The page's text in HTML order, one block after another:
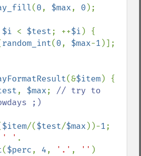
(0, $max, 0 );
$i < $test; ++$i ) {
random_int(0, $max-1 )];
(&$item) {
, $max; // try to
;)
$item/($test/$max ))-1;
' '
($perc, 4, '.' , '' )